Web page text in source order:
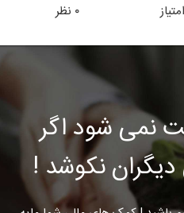
۰ نظر
نمی شود اگر
نکوشد !